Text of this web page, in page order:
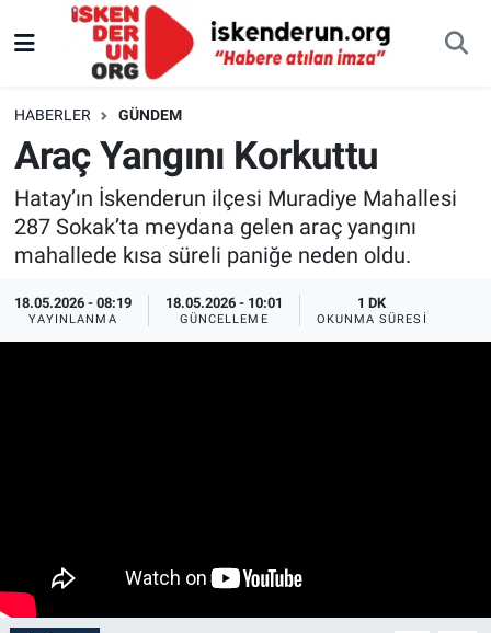
HABERLER GÜNDEM
Araç Yangını Korkuttu
Hatay’ın İskenderun ilçesi Muradiye Mahallesi
287 Sokak’ta meydana gelen araç yangını
mahallede kısa süreli paniğe neden oldu.
18.05.2026 - 08:19
YAYINLANMA
18.05.2026 - 10:01
GÜNCELLEME
1 DK
OKUNMA SÜRESI